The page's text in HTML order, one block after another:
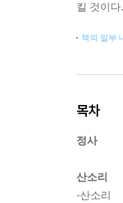
킬 것이다.
책의 일부
목차
정사
산소리
-산소리